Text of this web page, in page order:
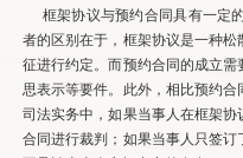
框架协议与预约合同具有一定
者的区别在于，框架协议是一种
征进行约定。而预约合同的成立
思表示等要件。此外，相比预约
司法实务中，如果当事人在框架
合同进行裁判；如果当事人只签